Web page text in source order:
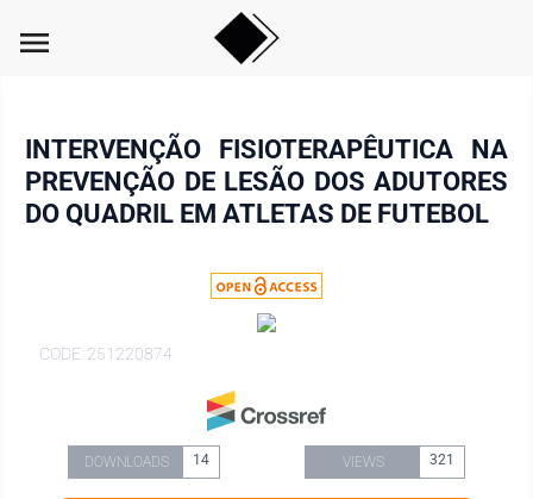
menu
INTERVENÇÃO FISIOTERAPÊUTICA NA
PREVENÇÃO DE LESÃO DOS ADUTORES
DO QUADRIL EM ATLETAS DE FUTEBOL
CODE: 251220874
DOWNLOADS 14 VIEWS 321